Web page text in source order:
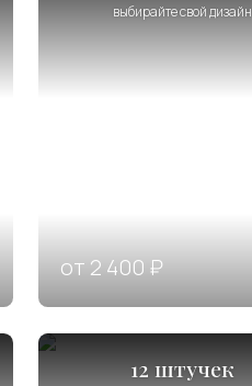
выбирайте свой дизайн
от 2 400 ₽
12 штучек